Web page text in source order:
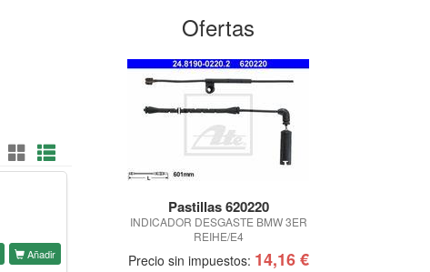
Añadir
Ofertas
Pastillas 620220
INDICADOR DESGASTE BMW 3ER
REIHE/E4
Precio sin impuestos: 14,16 €